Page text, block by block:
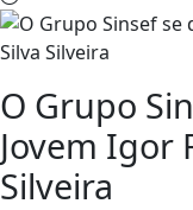
O Grupo
Jovem Igor
Silveira